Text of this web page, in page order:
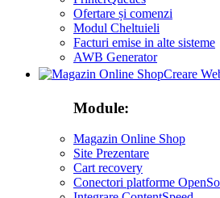
Ofertare și comenzi
Modul Cheltuieli
Facturi emise in alte sisteme
AWB Generator
Creare
Module:
Magazin Online Shop
Site Prezentare
Cart recovery
Conectori platforme